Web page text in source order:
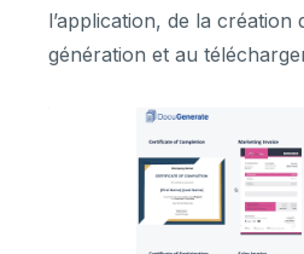
l’application, de la création
génération et au